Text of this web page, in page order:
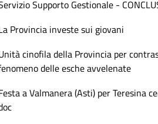
Supporto Gestionale -
Provincia investe sui giovani
cinofila della Provincia per
delle esche avvelenate
a Valmanera (Asti) per Teresina